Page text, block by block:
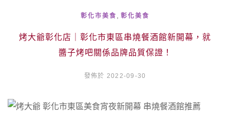
彰化市美食 彰化美食
烤大爺彰化店｜彰化市東區串燒餐酒館新開幕，就
醬子烤吧關係品牌品質保證！
發佈於 2022-09-30